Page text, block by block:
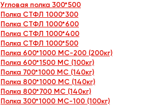
Угловая полка 300*500
Полка СТФЛ 1000*300
Полка СТФЛ 1000*600
Полка СТФЛ 1000*400
Полка СТФЛ 1000*500
Полка 600*1000 МС-200 (200кг)
Полка 600*1500 МС (100кг)
Полка 700*1000 МС (140кг)
Полка 800*1000 МС (140кг)
Полка 800*700 МС (140кг)
Полка 300*1000 МС-100 (100кг)